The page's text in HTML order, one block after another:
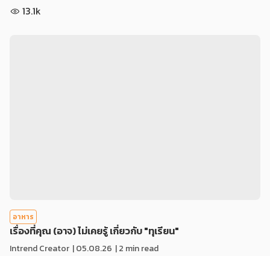
13.1k
อาหาร
เรื่องที่คุณ (อาจ) ไม่เคยรู้ เกี่ยวกับ "ทุเรียน"
Intrend Creator |05.08.26 | 2 min read